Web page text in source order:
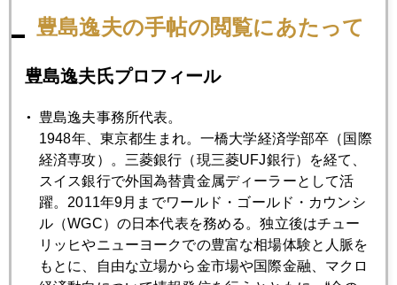
それにしても、サヨナラ満塁ＨＲはドラマチックだったね。
後の登板なんてことになると、出来すぎのシナリオかな
～。ちなみに、私は、中立、というか、どちらのファンでも
ありません。ただ、札幌や広島での体験から、身近に感じて
いる次第。
週末は、日経大阪で、２０１７年どうなるセミナー。同じシ
リーズで日経東京は大統領選挙を挟み１２月１８日開催。こ
れから、年末まで「２０１７年世界経済・各市場展望」講演
豊島逸夫の手帖の閲覧にあたって
豊島逸夫氏プロフィール
豊島逸夫事務所代表。
1948年、東京都生まれ。一橋大学経済学部卒（国際
経済専攻）。三菱銀行（現三菱UFJ銀行）を経て、
スイス銀行で外国為替貴金属ディーラーとして活
躍。2011年9月までワールド・ゴールド・カウンシ
ル（WGC）の日本代表を務める。独立後はチュー
リッヒやニューヨークでの豊富な相場体験と人脈を
もとに、自由な立場から金市場や国際金融、マクロ